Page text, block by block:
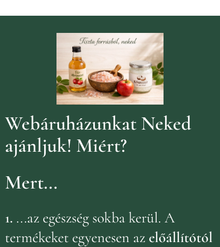
Webáruházunkat Neked
ajánljuk! Miért?
Mert...
1. ...az egészség sokba kerül. A
termékeket egyenesen az előállítótól